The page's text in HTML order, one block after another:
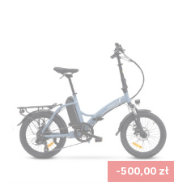
-500,00 zł